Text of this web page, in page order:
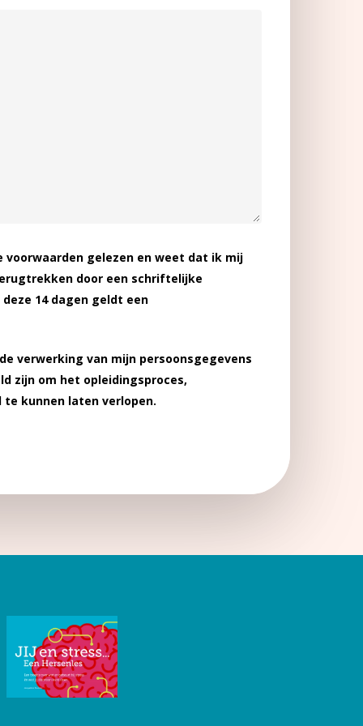
voorwaarden gelezen en weet dat ik mij
door een schriftelijke
14 dagen geldt een
verwerking van mijn persoonsgegevens
zijn om het opleidingsproces,
kunnen laten verlopen.